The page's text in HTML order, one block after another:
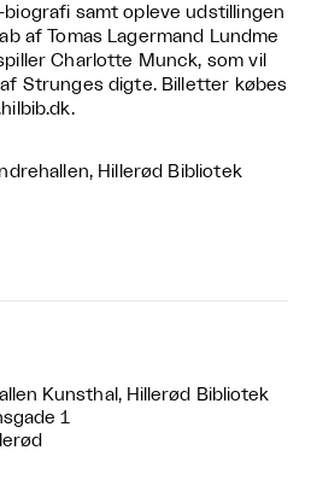
samt opleve udstillingen
af Tomas Lagermand Lundme
Charlotte Munck, som vil
Strunges digte. Billetter købes
Hillerød Bibliotek
Kunsthal, Hillerød Bibliotek
1